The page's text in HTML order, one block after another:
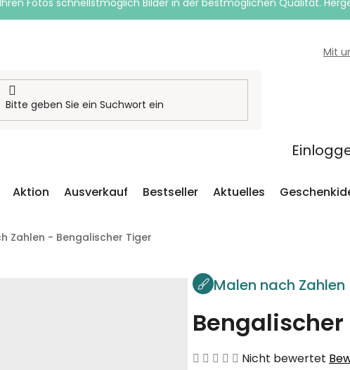
Fotos schnellstmöglich Bilder in der bestmöglichen Qualität.
Mit
Aktion Ausverkauf Bestseller Aktuelles
Zahlen - Bengalischer Tiger
Malen nach Zahlen
Bengalischer
Die
Nicht bewertet